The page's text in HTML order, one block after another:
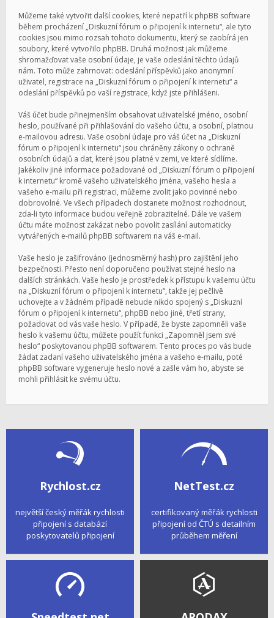
Můžeme také vytvořit další cookies, které nepatří k phpBB software
během procházení „Diskuzní fórum o připojení k internetu“, ale tyto
cookies jsou mimo rozsah tohoto dokumentu, který se zaobírá jen
soubory, které vytvořilo phpBB. Druhá možnost jak můžeme
shromažďovat vaše osobní údaje, je vaše odeslání těchto údajů
nám. Toto může zahrnovat: odeslání příspěvků jako anonymní
uživatel, registrace na „Diskuzní fórum o připojení k internetu“ a
odeslání příspěvků po vaší registrace, když jste přihlášeni.
Váš účet bude přinejmenším obsahovat uživatelské jméno, osobní
heslo, používané při přihlašování do vašeho účtu, a osobní, platnou
e-mailovou adresu. Vaše osobní údaje pro váš účet na „Diskuzní
fórum o připojení k internetu“ jsou chráněny zákony o ochraně
osobních údajů a dat, které jsou platné v zemi, ve které sídlíme.
Jakékoliv jiné informace požadované od „Diskuzní fórum o připojení
k internetu“ kromě vašeho uživatelského jména, vašeho hesla a
vašeho e-mailu při registraci, můžeme zvolit jako povinné nebo
dobrovolné. Ve všech případech dostanete možnost rozhodnout,
zda-li tyto informace budou veřejně zobrazitelné. Dále ve vašem
účtu máte možnost zakázat nebo povolit zasílání automaticky
vytvářených e-mailů phpBB softwarem na váš e-mail.
Vaše heslo je zašifrováno (jednosměrný hash) pro zajištění jeho
bezpečnosti. Přesto není doporučeno používat stejné heslo na
dalších stránkách. Vaše heslo je prostředek k přístupu k vašemu účtu
na „Diskuzní fórum o připojení k internetu“, takže jej pečlivě
uchovejte a v žádném případě nebude nikdo spojený s „Diskuzní
fórum o připojení k internetu“, phpBB nebo jiné, třetí strany,
požadovat od vás vaše heslo. V případě, že byste zapomněli vaše
heslo k vašemu účtu, můžete použít funkci „Zapomněl jsem své
heslo“ poskytovanou phpBB softwarem. Tento proces po vás bude
žádat zadaní vašeho uživatelského jména a vašeho e-mailu, poté
phpBB software vygeneruje heslo nové a zašle vám ho, abyste se
mohli přihlásit ke svému účtu.
Rychlost.cz
největší český měřák rychlosti
připojení s databází
poskytovatelů připojení
NetTest.cz
certifikovaný měřák rychlosti
připojení od ČTÚ s detailním
průběhem měření